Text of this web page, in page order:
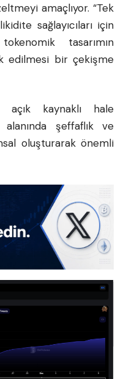
amaçlıyor. “Tek
sağlayıcıları için
tasarımın
edilmesi bir çekişme
açık kaynaklı hale
alanında şeffaflık ve
oluşturarak önemli